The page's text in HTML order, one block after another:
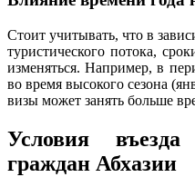
Стоит учитывать, что в
туристического потока,
изменяться. Например, в
во время высокого сезона
визы может занять больше
Условия
граждан Абхазии